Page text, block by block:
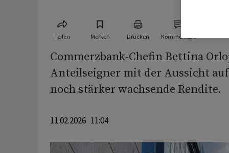
Teilen Merken Drucken Kommentare
Commerzbank-Chefin Bettina
Anteilseigner mit der Aussicht
noch stärker wachsende Rendite.
11.02.2026 11:04